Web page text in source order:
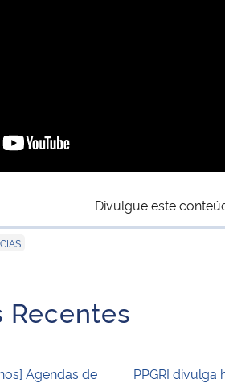
Divulgue este
Recentes
Agendas de
PPGRI